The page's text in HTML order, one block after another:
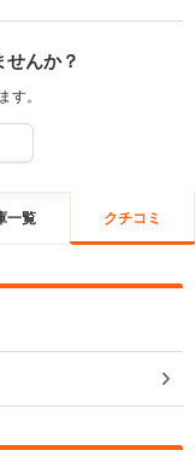
せんか？
す。
一覧 クチコミ